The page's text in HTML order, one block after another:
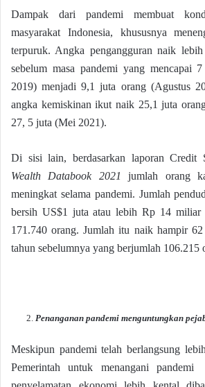
Dampak dari pandemi membuat
masyarakat Indonesia, khususnya
terpuruk. Angka pengangguran naik
sebelum masa pandemi yang mencapai
2019) menjadi 9,1 juta orang (Agustus
angka kemiskinan ikut naik 25,1 juta
27, 5 juta (Mei 2021).
Di sisi lain, berdasarkan laporan Credit
Wealth Databook 2021
jumlah orang
meningkat selama pandemi. Jumlah
bersih US$1 juta atau lebih Rp 14 miliar
171.740 orang. Jumlah itu naik hampir 62
tahun sebelumnya yang berjumlah 106.215
Penanganan pandemi menguntungkan
Meskipun pandemi telah berlangsung
Pemerintah untuk menangani